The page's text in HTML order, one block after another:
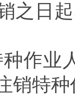
之日起
作业
销特